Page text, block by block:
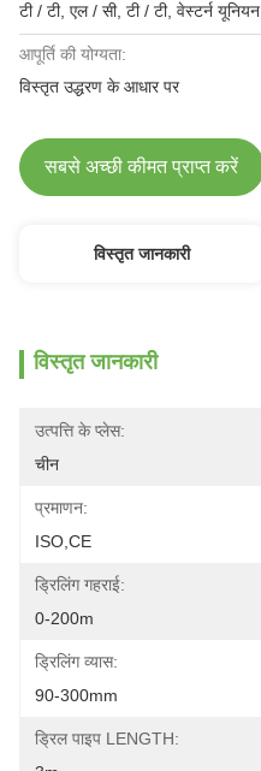
टी / टी, एल / सी, टी / टी, वेस्टर्न यूनियन
आपूर्ति की योग्यता:
विस्तृत उद्धरण के आधार पर
सबसे अच्छी कीमत प्राप्त करें
विस्तृत जानकारी
विस्तृत जानकारी
उत्पत्ति के प्लेस:
चीन
प्रमाणन:
ISO,CE
ड्रिलिंग गहराई:
0-200m
ड्रिलिंग व्यास:
90-300mm
ड्रिल पाइप LENGTH: